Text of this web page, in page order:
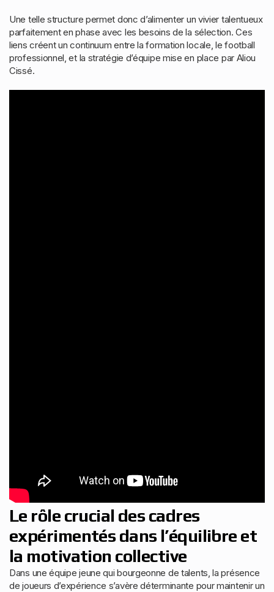
Une telle structure permet donc d’alimenter un vivier talentueux
parfaitement en phase avec les besoins de la sélection. Ces
liens créent un continuum entre la formation locale, le football
professionnel, et la stratégie d’équipe mise en place par Aliou
Cissé.
Le rôle crucial des cadres
expérimentés dans l’équilibre et
la motivation collective
Dans une équipe jeune qui bourgeonne de talents, la présence
de joueurs d’expérience s’avère déterminante pour maintenir un